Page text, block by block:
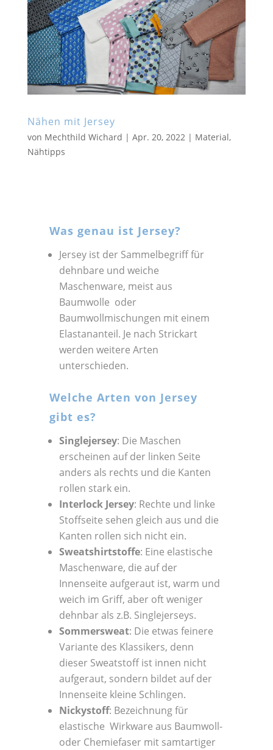
Nähen mit Jersey
von Mechthild Wichard | Apr. 20, 2022| Material,
Nähtipps
Was genau ist Jersey?
Jersey ist der Sammelbegriff für
dehnbare und weiche
Maschenware, meist aus
Baumwolle oder
Baumwollmischungen mit einem
Elastananteil. Je nach Strickart
werden weitere Arten
unterschieden.
Welche Arten von Jersey
gibt es?
Singlejersey: Die Maschen
erscheinen auf der linken Seite
anders als rechts und die Kanten
rollen stark ein.
Interlock Jersey: Rechte und linke
Stoffseite sehen gleich aus und die
Kanten rollen sich nicht ein.
Sweatshirtstoffe: Eine elastische
Maschenware, die auf der
Innenseite aufgeraut ist, warm und
weich im Griff, aber oft weniger
dehnbar als z.B. Singlejerseys.
Sommersweat: Die etwas feinere
Variante des Klassikers, denn
dieser Sweatstoff ist innen nicht
aufgeraut, sondern bildet auf der
Innenseite kleine Schlingen.
Nickystoff: Bezeichnung für
elastische Wirkware aus Baumwoll-
oder Chemiefaser mit samtartiger